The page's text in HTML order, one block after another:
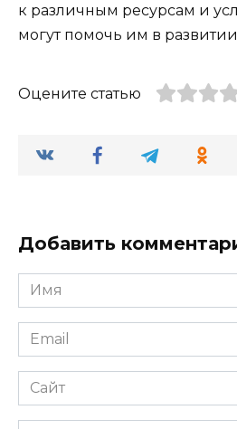
к различным ресурсам и
могут помочь им в
Оцените статью
Добавить
Имя
*
Email
*
Сайт